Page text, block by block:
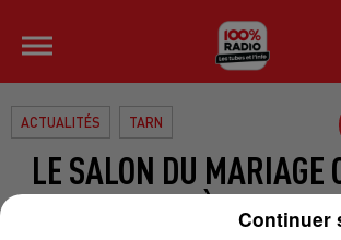
ACTUALITÉS TARN
LE SALON DU MARIAGE
END À
Continuer